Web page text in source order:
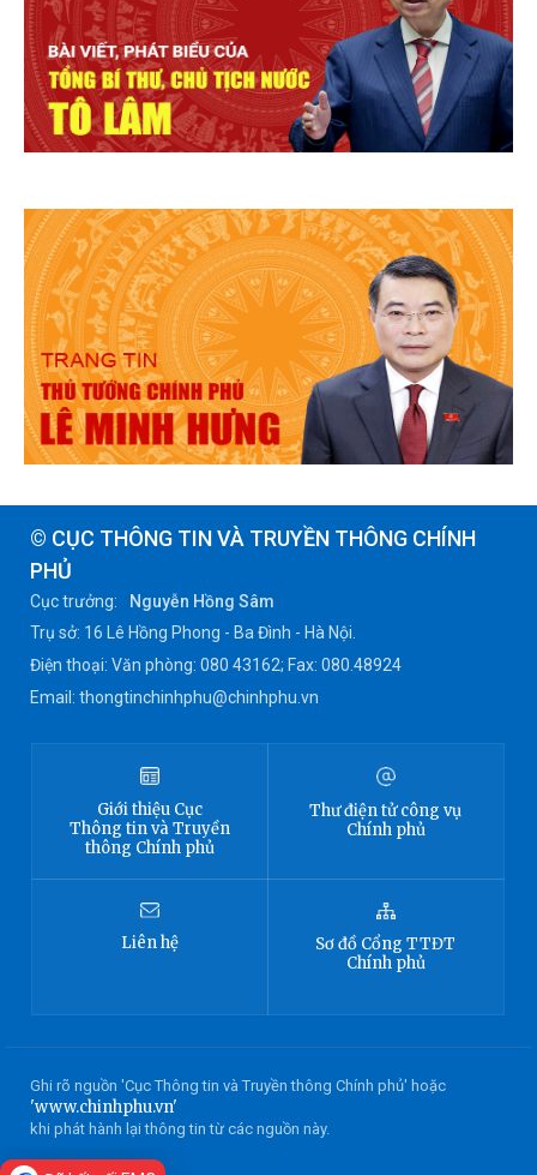
© CỤC THÔNG TIN VÀ TRUYỀN THÔNG CHÍNH
PHỦ
Cục trưởng:
Nguyễn Hồng Sâm
Trụ sở: 16 Lê Hồng Phong - Ba Đình - Hà Nội.
Điện thoại: Văn phòng: 080 43162; Fax: 080.48924
Email: thongtinchinhphu@chinhphu.vn
Giới thiệu Cục
Thông tinvà Truyền
thông Chính phủ
Thư điện tử công vụ
Chính phủ
Liên hệ Sơ đồ Cổng TTĐT
Chính phủ
Ghi rõ nguồn 'Cục Thông tin và Truyền thông Chính phủ' hoặc
'www.chinhphu.vn'
khi phát hành lại thông tin từ các nguồn này.